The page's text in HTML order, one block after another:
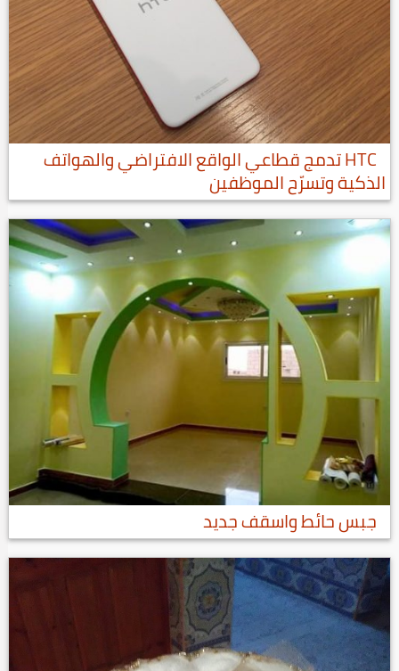
HTC تدمج قطاعي الواقع الافتراضي والهواتف
الذكية وتسرّح الموظفين
جبس حائط واسقف جديد